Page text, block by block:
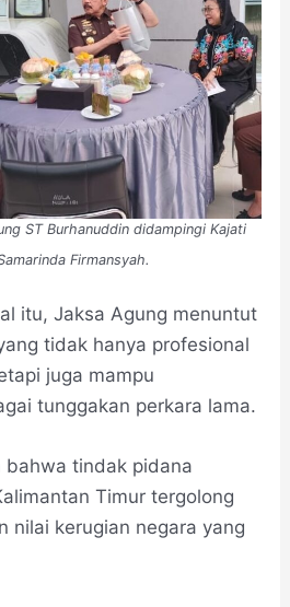
ST Burhanuddin didampingi Kajati
Firmansyah.
itu, Jaksa Agung menuntut
tidak hanya profesional
juga mampu
tunggakan perkara lama.
bahwa tindak pidana
Timur tergolong
nilai kerugian negara yang